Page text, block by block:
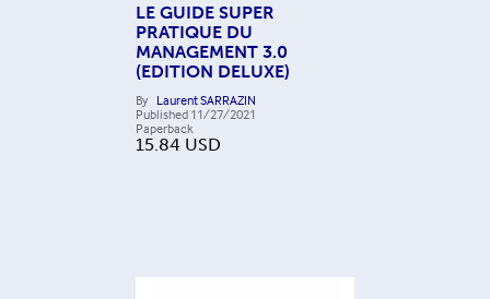
LE GUIDE SUPER
PRATIQUE DU
MANAGEMENT 3.0
(EDITION DELUXE)
By Laurent SARRAZIN
Published 11/27/2021
Paperback
15.84 USD